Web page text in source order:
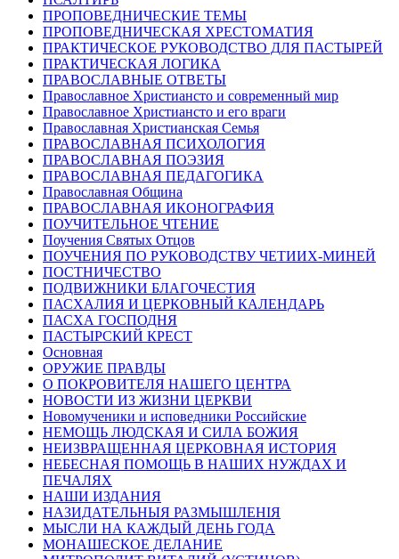
ПРОПОВЕДНИЧЕСКИЕ ТЕМЫ
ПРОПОВЕДНИЧЕСКАЯ ХРЕСТОМАТИЯ
ПРАКТИЧЕСКОЕ РУКОВОДСТВО ДЛЯ ПАСТЫРЕЙ
ПРАКТИЧЕСКАЯ ЛОГИКА
ПРАВОСЛАВНЫЕ ОТВЕТЫ
Православное Христиансто и современный мир
Православное Христиансто и его враги
Православная Христианская Семья
ПРАВОСЛАВНАЯ ПСИХОЛОГИЯ
ПРАВОСЛАВНАЯ ПОЭЗИЯ
ПРАВОСЛАВНАЯ ПЕДАГОГИКА
Православная Община
ПРАВОСЛАВНАЯ ИКОНОГРАФИЯ
ПОУЧИТЕЛЬНОЕ ЧТЕНИЕ
Поучения Святых Отцов
ПОУЧЕНИЯ ПО РУКОВОДСТВУ ЧЕТИИХ-МИНЕЙ
ПОСТНИЧЕСТВО
ПОДВИЖНИКИ БЛАГОЧЕСТИЯ
ПАСХАЛИЯ И ЦЕРКОВНЫЙ КАЛЕНДАРЬ
ПАСХА ГОСПОДНЯ
ПАСТЫРСКИЙ КРЕСТ
Основная
ОРУЖИЕ ПРАВДЫ
О ПОКРОВИТЕЛЯ НАШЕГО ЦЕНТРА
НОВОСТИ ИЗ ЖИЗНИ ЦЕРКВИ
Новомученики и исповедники Российские
НЕМОЩЬ ЛЮДСКАЯ И СИЛА БОЖИЯ
НЕИЗВРАЩЕННАЯ ЦЕРКОВНАЯ ИСТОРИЯ
НЕБЕСНАЯ ПОМОЩЬ В НАШИХ НУЖДАХ И
ПЕЧАЛЯХ
НАШИ ИЗДАНИЯ
НАЗИДАТЕЛЬНЫЯ РАЗМЫШЛЕНІЯ
МЫСЛИ НА КАЖДЫЙ ДЕНЬ ГОДА
МОНАШЕСКОЕ ДЕЛАНИЕ